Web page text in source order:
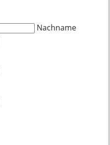
Nachname